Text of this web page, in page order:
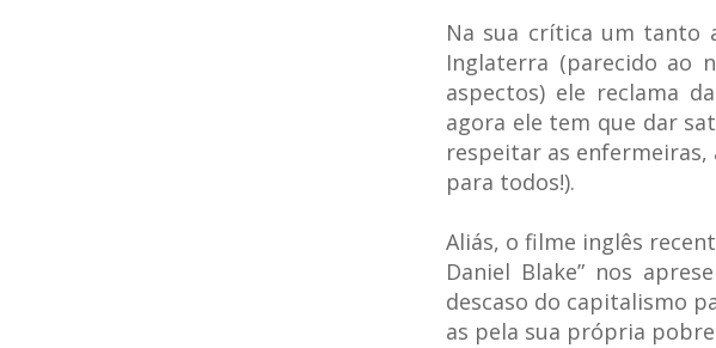
Na sua crítica um tanto
Inglaterra (parecido ao
aspectos) ele reclama
agora ele tem que dar
respeitar as
para todos!).
Aliás, o filme inglês
Daniel Blake” nos
descaso do capitalismo
as pela sua própria